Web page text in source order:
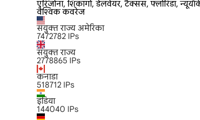
एरिजोना, शिकागो, डेलवेयर, टेक्सस, फ्लोरिडा,
वैश्विक कवरेज
संयुक्त राज्य अमेरिका
7472782 IPs
संयुक्त राज्य
2778865 IPs
कनाडा
518712 IPs
इंडिया
144040 IPs